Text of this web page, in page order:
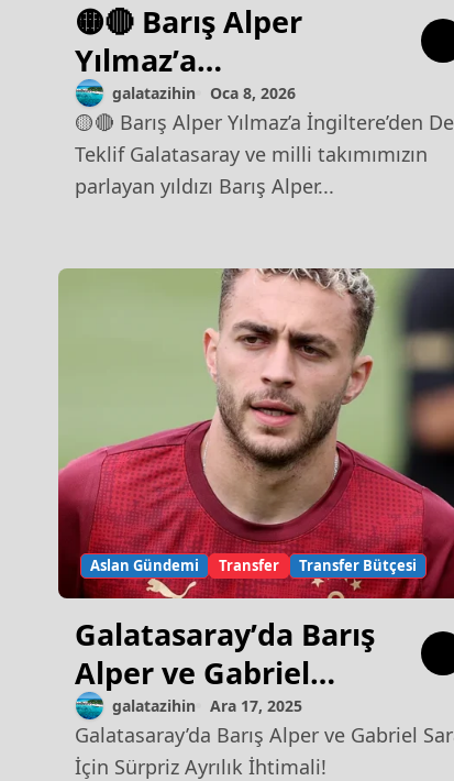
🟡🔴 Barış Alper
Yılmaz’a
İngiltere’den Dev
Teklif
galatazihin Oca 8, 2026
🟡🔴 Barış Alper Yılmaz’a İngiltere’den Dev
Teklif Galatasaray ve milli takımımızın
parlayan yıldızı Barış Alper...
Aslan Gündemi Transfer Transfer Bütçesi
Galatasaray’da Barış
Alper ve Gabriel
Sara İçin Sürpriz
Ayrılık İhtimali!
galatazihin Ara 17, 2025
Galatasaray’da Barış Alper ve Gabriel Sara
İçin Sürpriz Ayrılık İhtimali!